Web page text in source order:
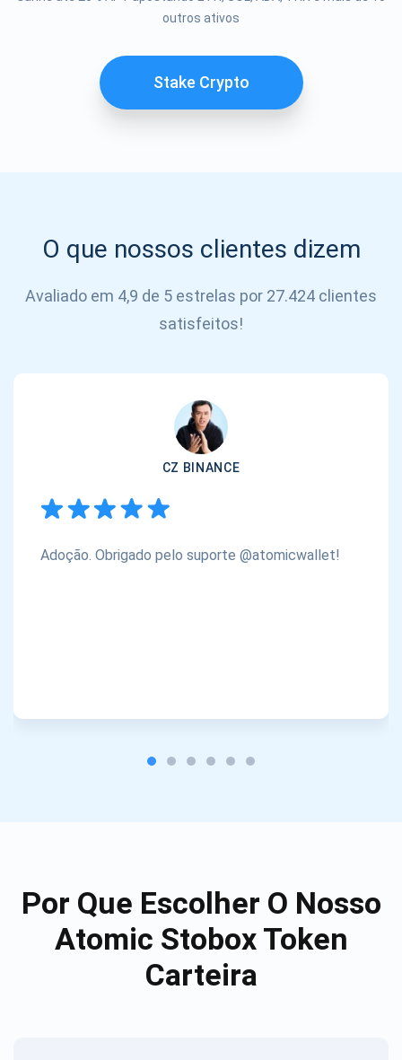
outros ativos
Stake Crypto
O que nossos clientes dizem
Avaliado em 4,9 de 5 estrelas por 27.424 clientes
satisfeitos!
CZ BINANCE
Adoção. Obrigado pelo suporte @atomicwallet!
Por Que Escolher O Nosso
Atomic Stobox Token
Carteira
SE
INSCREVER